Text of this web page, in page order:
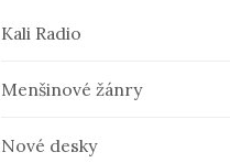
Kali Radio
Menšinové žánry
Nové desky